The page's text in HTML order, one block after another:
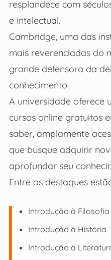
resplandece com
e intelectual.
Cambridge, uma das
mais reverenciadas do
grande defensora da
conhecimento.
A universidade oferece
cursos online gratuitos
saber, amplamente
que busque adquirir
aprofundar seu
Entre os destaques
Introdução à Filosofia
Introdução à História
Introdução à